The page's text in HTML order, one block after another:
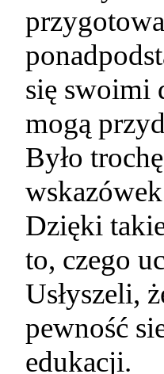
się swoimi
mogą
Było
Dzięki
to, czego
Usłyszeli,
pewność
edukacji.